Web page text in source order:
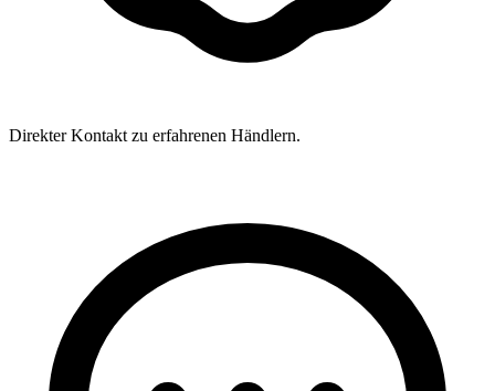
Direkter Kontakt zu erfahrenen Händlern.